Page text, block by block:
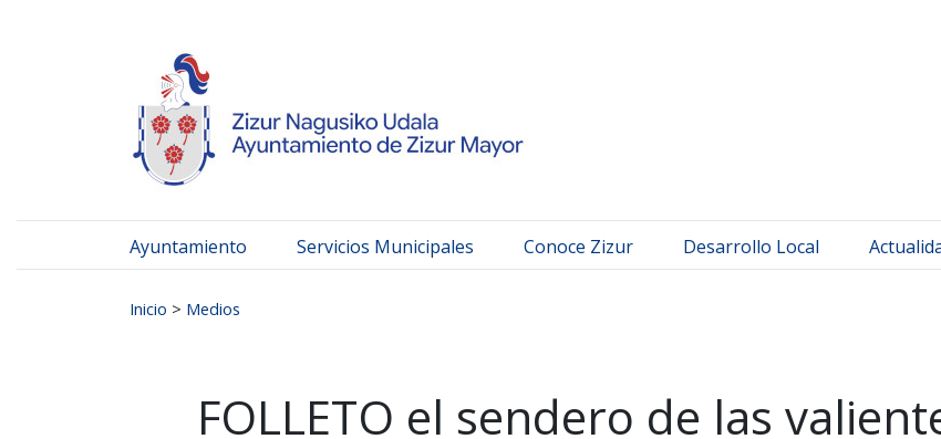
Ayuntamiento Servicios Municipales Conoce Zizur Desarrollo Local
Inicio > Medios
FOLLETO el sendero de las